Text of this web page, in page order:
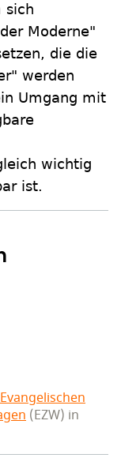
sich
Moderne"
die die
werden
Umgang mit
wichtig
ist.
Evangelischen
(EZW) in